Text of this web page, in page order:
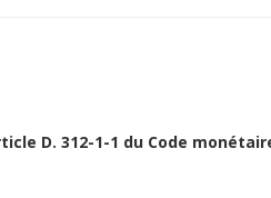
D. 312-1-1 du Code